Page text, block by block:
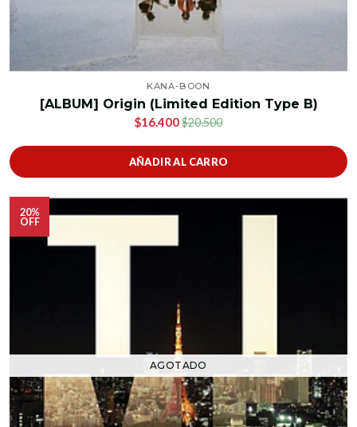
KANA-BOON
[ALBUM] Origin (Limited Edition Type B)
$16.400$20.500
AÑADIR AL CARRO
20%
OFF
AGOTADO